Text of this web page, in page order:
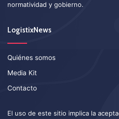
normatividad y gobierno.
LogistixNews
Quiénes somos
Media Kit
Contacto
El uso de este sitio implica la